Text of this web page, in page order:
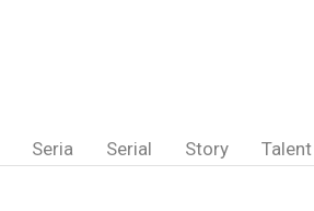
Seria Serial Story Talent